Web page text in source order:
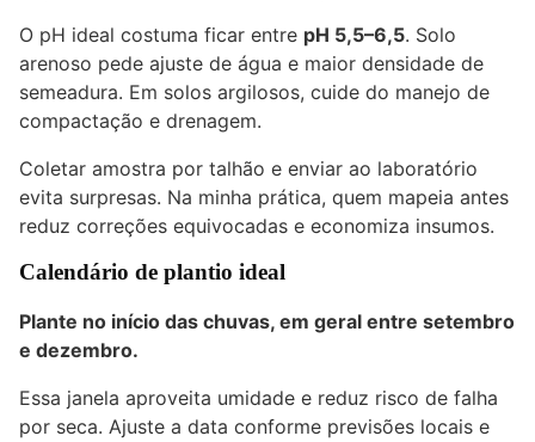
O pH ideal costuma ficar entre pH 5,5–6,5. Solo
arenoso pede ajuste de água e maior densidade de
semeadura. Em solos argilosos, cuide do manejo de
compactação e drenagem.
Coletar amostra por talhão e enviar ao laboratório
evita surpresas. Na minha prática, quem mapeia antes
reduz correções equivocadas e economiza insumos.
Calendário de plantio ideal
Plante no início das chuvas, em geral entre setembro
e dezembro.
Essa janela aproveita umidade e reduz risco de falha
por seca. Ajuste a data conforme previsões locais e